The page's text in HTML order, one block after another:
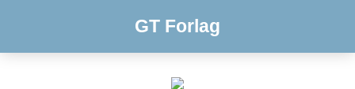
GT Forlag